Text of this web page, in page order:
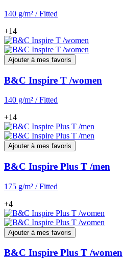
140 g/m² / Fitted
+14
Ajouter à mes favoris
B&C Inspire T /women
140 g/m² / Fitted
+14
Ajouter à mes favoris
B&C Inspire Plus T /men
175 g/m² / Fitted
+4
Ajouter à mes favoris
B&C Inspire Plus T /women